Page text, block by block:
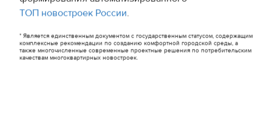
ТОП новостроек России.
* Является единственным документом с государственным статусом, содержащим
комплексные рекомендации по созданию комфортной городской среды, а
также многочисленные современные проектные решения по потребительским
качествам многоквартирных новостроек.